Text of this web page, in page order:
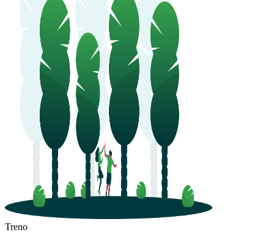
Treno